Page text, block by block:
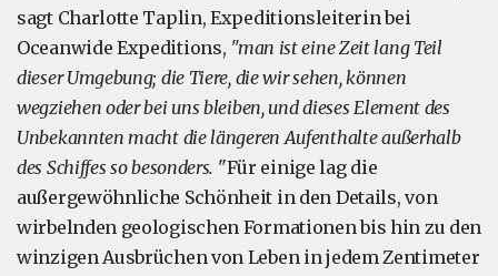
sagt Charlotte Taplin, Expeditionsleiterin bei
Oceanwide Expeditions, "man ist eine Zeit lang Teil
dieser Umgebung; die Tiere, die wir sehen, können
wegziehen oder bei uns bleiben, und dieses Element des
Unbekannten macht die längeren Aufenthalte außerhalb
des Schiffes so besonders. "Für einige lag die
außergewöhnliche Schönheit in den Details, von
wirbelnden geologischen Formationen bis hin zu den
winzigen Ausbrüchen von Leben in jedem Zentimeter